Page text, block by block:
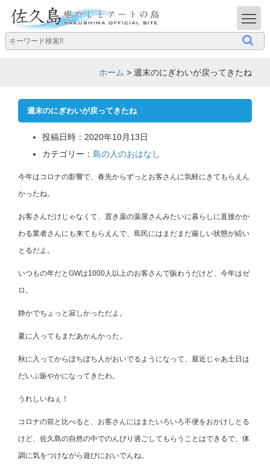
ホーム > 週末のにぎわいが戻ってきたね
週末のにぎわいが戻ってきたね
投稿日時：2020年10月13日
カテゴリー： 島の人のおはなし
今年はコロナの影響で、春先からずっとお客さんに気軽にきてもらえん
かったね。
お客さんだけじゃなくて、置き薬の薬屋さんみたいに暮らしに直接かか
わる業者さんにも来てもらえんで、島民にはまだまだ厳しい状態が続い
とるだよ。
いつもの年だとGWは1000人以上のお客さんで賑わうだけど、今年はゼ
ロ。
静かでちょっと寂しかっただよ。
夏に入ってもまだあかんかった。
秋に入ってからぼちぼち人がおいでるようになって、最近じゃあ土日は
だいぶ賑やかになってきたわ。
うれしいねぇ！
コロナの前と比べると、お客さんにはまたいろいろ不便をおかけしとる
けど、佐久島の自然の中でのんびり過ごしてもらうことはできるで、体
調に気をつけながら遊びにおいでんね。